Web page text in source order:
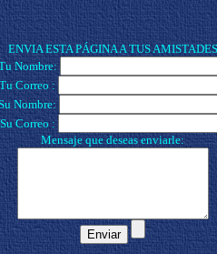
ENVIA ESTA PÁGINA A TUS AMISTADES
Nombre:
Tu Correo :
Nombre:
Su Correo :
Mensaje que deseas enviarle: